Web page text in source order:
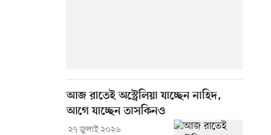
আজ রাতেই অস্ট্রেলিয়া যাচ্ছেন নাহিদ,
আগে যাচ্ছেন তাসকিনও
২৭ জুলাই ২০২৬